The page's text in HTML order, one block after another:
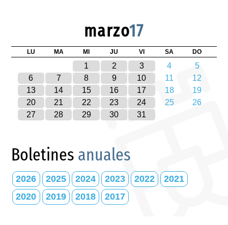
marzo17
LU MA MI JU VI SA DO
1 2 3 4
5
6
7 8 9 10 11
12
13
14 15 16 17 18
19
20
21 22 23 24 25
26
27
28 29 30 31
Boletines anuales
2026 2025 2024 2023 2022
2021
2020
2019 2018 2017